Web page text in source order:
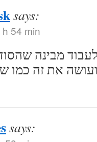
says:
54 min
מבינה
את זה כמו
says: